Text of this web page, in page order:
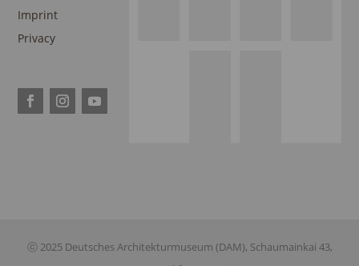
Imprint
Privacy
ⓒ 2025 Deutsches Architekturmuseum (DAM), Schaumainkai 43,